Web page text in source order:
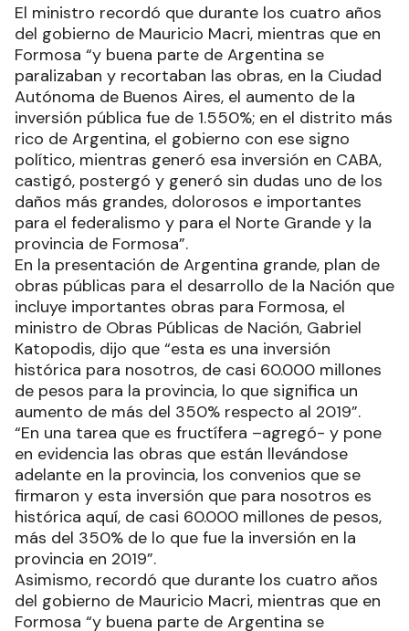
El ministro recordó que durante los cuatro años
del gobierno de Mauricio Macri, mientras que en
Formosa “y buena parte de Argentina se
paralizaban y recortaban las obras, en la Ciudad
Autónoma de Buenos Aires, el aumento de la
inversión pública fue de 1.550%; en el distrito más
rico de Argentina, el gobierno con ese signo
político, mientras generó esa inversión en CABA,
castigó, postergó y generó sin dudas uno de los
daños más grandes, dolorosos e importantes
para el federalismo y para el Norte Grande y la
provincia de Formosa”.
En la presentación de Argentina grande, plan de
obras públicas para el desarrollo de la Nación que
incluye importantes obras para Formosa, el
ministro de Obras Públicas de Nación, Gabriel
Katopodis, dijo que “esta es una inversión
histórica para nosotros, de casi 60.000 millones
de pesos para la provincia, lo que significa un
aumento de más del 350% respecto al 2019”.
“En una tarea que es fructífera –agregó- y pone
en evidencia las obras que están llevándose
adelante en la provincia, los convenios que se
firmaron y esta inversión que para nosotros es
histórica aquí, de casi 60.000 millones de pesos,
más del 350% de lo que fue la inversión en la
provincia en 2019”.
Asimismo, recordó que durante los cuatro años
del gobierno de Mauricio Macri, mientras que en
Formosa “y buena parte de Argentina se